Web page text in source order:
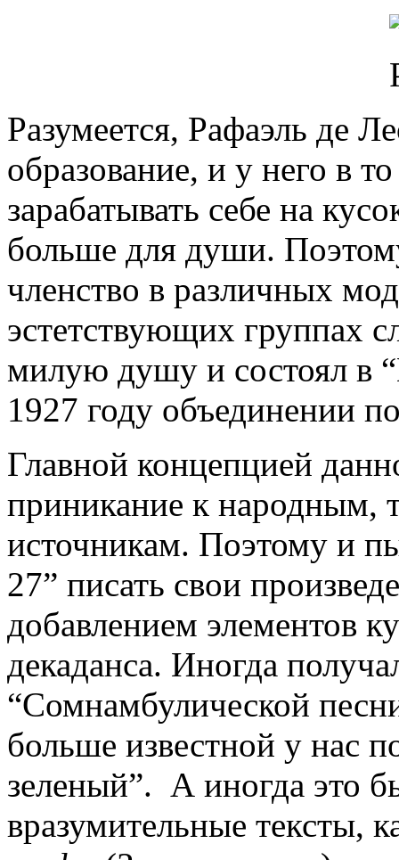
Разумеется, Рафаэль де
образование, и у него в
зарабатывать себе на
больше для души.
членство в различных
эстетствующих группах
милую душу и состоял в
1927 году объединении
Главной концепцией
приникание к народным,
источникам. Поэтому и
27” писать свои
добавлением элементов
декаданса. Иногда
“Сомнамбулической
больше известной у нас
зеленый”. А иногда это
вразумительные тексты,